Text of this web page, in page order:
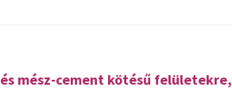
mész-cement kötésű felületekre,